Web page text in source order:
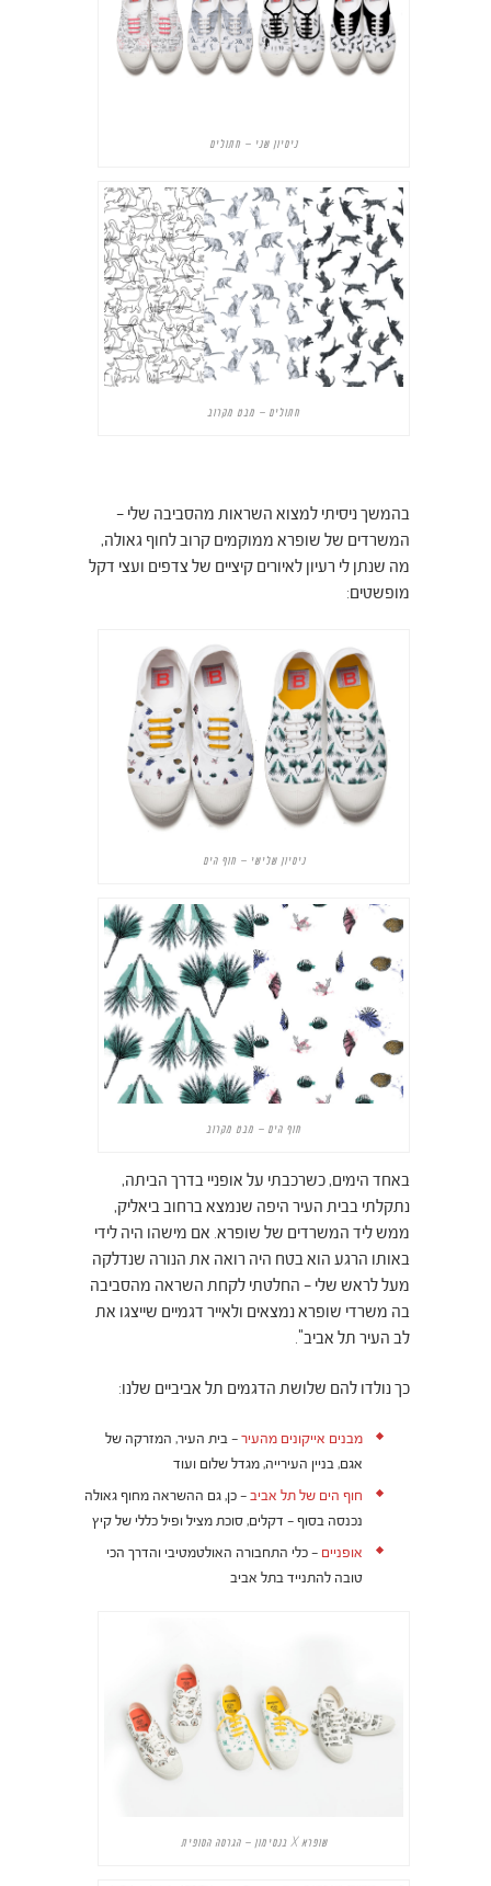
ניסיון שני – חתולים
חתולים – מבט מקרוב
בהמשך ניסיתי למצוא השראות מהסביבה שלי –
המשרדים של שופרא ממוקמים קרוב לחוף גאולה,
מה שנתן לי רעיון לאיורים קיציים של צדפים ועצי דקל
מופשטים:
ניסיון שלישי – חוף הים
חוף הים – מבט מקרוב
באחד הימים, כשרכבתי על אופניי בדרך הביתה,
נתקלתי בבית העיר היפה שנמצא ברחוב ביאליק,
ממש ליד המשרדים של שופרא. אם מישהו היה לידי
באותו הרגע הוא בטח היה רואה את הנורה שנדלקה
מעל לראש שלי – החלטתי לקחת השראה מהסביבה
בה משרדי שופרא נמצאים ולאייר דגמיים שייצגו את
לב העיר תל אביב".
כך נולדו להם שלושת הדגמים תל אביביים שלנו:
מבנים אייקונים מהעיר– בית העיר, המזרקה של
אגם, בניין העירייה, מגדל שלום ועוד
חוף הים של תל אביב– כן, גם ההשראה מחוף גאולה
נכנסה בסוף – דקלים, סוכת מציל ופיל כללי של קיץ
אופניים – כלי התחבורה האולטמטיבי והדרך הכי
טובה להתנייד בתל אביב
שופרא X בנסימון – הגרסה הסופית